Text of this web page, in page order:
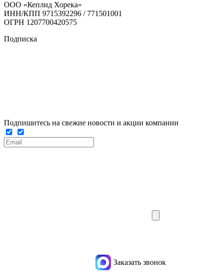
ООО «Кеплид Хорека»
ИНН/КПП 9715392296 / 771501001
ОГРН 1207700420575
Подписка
Подпишитесь на свежие новости и акции компании
Заказать звонок